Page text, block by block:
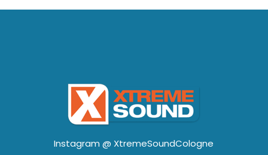
Instagram @ XtremeSoundCologne